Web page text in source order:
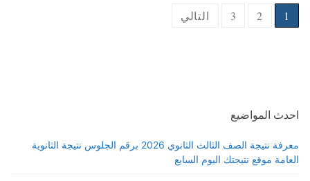
1
2
3 التالي
احدث المواضيع
معرفة نتيجة الصف الثالث الثانوي 2026 برقم الجلوس نتيجة الثانوية
العامة موقع نتيجتك اليوم السابع